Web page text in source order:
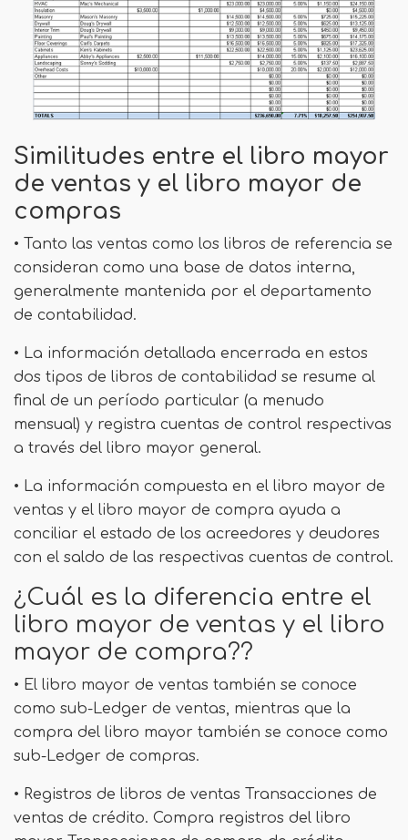
Similitudes entre el libro mayor
de ventas y el libro mayor de
compras
• Tanto las ventas como los libros de referencia se
consideran como una base de datos interna,
generalmente mantenida por el departamento
de contabilidad.
• La información detallada encerrada en estos
dos tipos de libros de contabilidad se resume al
final de un período particular (a menudo
mensual) y registra cuentas de control respectivas
a través del libro mayor general.
• La información compuesta en el libro mayor de
ventas y el libro mayor de compra ayuda a
conciliar el estado de los acreedores y deudores
con el saldo de las respectivas cuentas de control.
¿Cuál es la diferencia entre el
libro mayor de ventas y el libro
mayor de compra??
• El libro mayor de ventas también se conoce
como sub-Ledger de ventas, mientras que la
compra del libro mayor también se conoce como
sub-Ledger de compras.
• Registros de libros de ventas Transacciones de
ventas de crédito. Compra registros del libro